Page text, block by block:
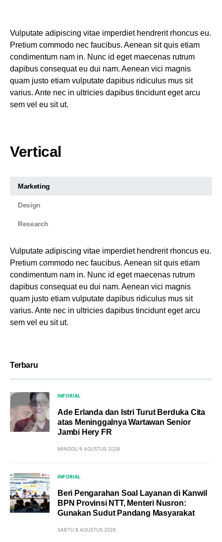
Vulputate adipiscing vitae imperdiet hendrerit rhoncus eu.
Pretium commodo nec faucibus. Aenean sit quis etiam
condimentum nam in. Nunc id eget maecenas rutrum
dapibus consequat eu dui nam. Aenean vici magnis
quam justo etiam vulputate dapibus ridiculus mus sit
varius. Ante nec in ultricies dapibus tincidunt eget arcu
sem vel eu sit ut.
Vertical
Marketing
Design
Research
Vulputate adipiscing vitae imperdiet hendrerit rhoncus eu.
Pretium commodo nec faucibus. Aenean sit quis etiam
condimentum nam in. Nunc id eget maecenas rutrum
dapibus consequat eu dui nam. Aenean vici magnis
quam justo etiam vulputate dapibus ridiculus mus sit
varius. Ante nec in ultricies dapibus tincidunt eget arcu
sem vel eu sit ut.
Terbaru
INFORIAL
Ade Erlanda dan Istri Turut Berduka Cita
atas Meninggalnya Wartawan Senior
Jambi Hery FR
MINGGU 9 AGUSTUS 2026
INFORIAL
Beri Pengarahan Soal Layanan di Kanwil
BPN Provinsi NTT, Menteri Nusron:
Gunakan Sudut Pandang Masyarakat
SABTU 8 AGUSTUS 2026